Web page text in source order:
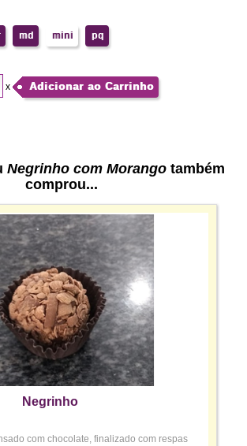
md mini pq
x Adicionar ao Carrinho
Negrinho com Morangotambém
comprou...
Negrinho
com chocolate, finalizado com respas